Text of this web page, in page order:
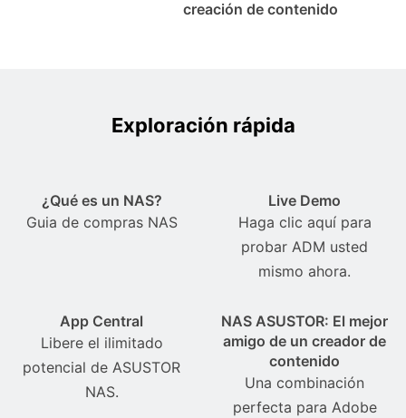
creación de contenido
Exploración rápida
¿Qué es un NAS?
Guia de compras NAS
Live Demo
Haga clic aquí para
probar ADM usted
mismo ahora.
App Central
Libere el ilimitado
potencial de ASUSTOR
NAS.
NAS ASUSTOR: El mejor
amigo de un creador de
contenido
Una combinación
perfecta para Adobe